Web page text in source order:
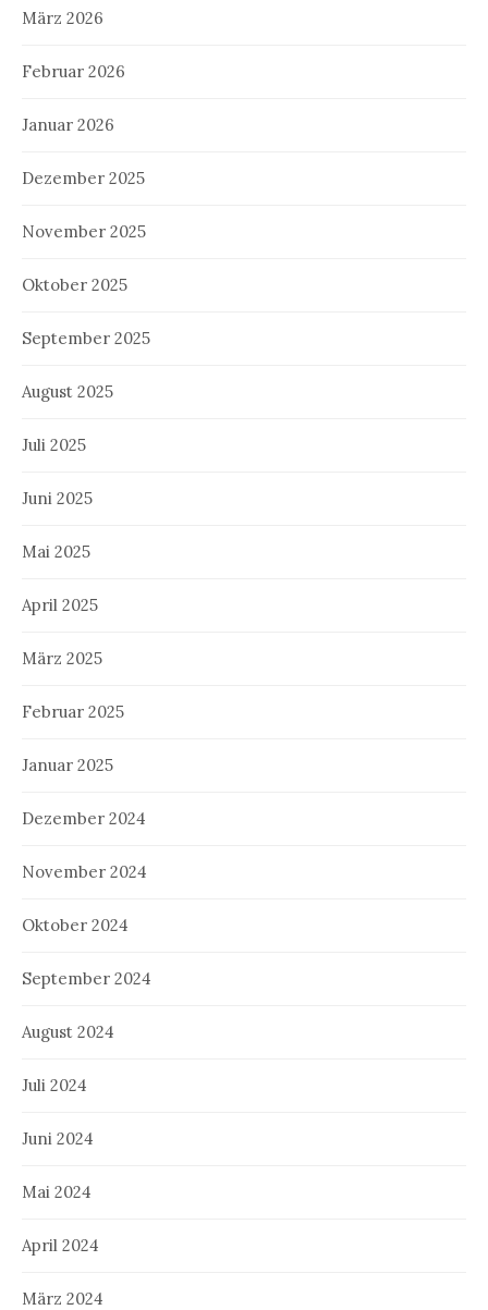
März 2026
Februar 2026
Januar 2026
Dezember 2025
November 2025
Oktober 2025
September 2025
August 2025
Juli 2025
Juni 2025
Mai 2025
April 2025
März 2025
Februar 2025
Januar 2025
Dezember 2024
November 2024
Oktober 2024
September 2024
August 2024
Juli 2024
Juni 2024
Mai 2024
April 2024
März 2024